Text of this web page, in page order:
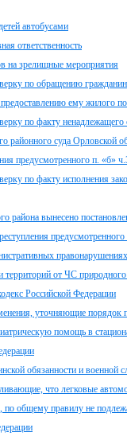
автобусами
ответственность
на зрелищные мероприятия
по обращению
предоставлению ему жилого
по факту
районного суда Орловской
предусмотренного п. «б»
по факту исполнения
района вынесено
правонарушениях
от ЧС природного
Российской Федерации
уточняющие
помощь в
обязанности и военной
что легковые
общему правилу не